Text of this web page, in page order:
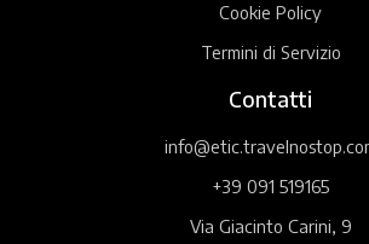
Cookie Policy
Termini di Servizio
Contatti
+39 091 519165
Via Giacinto Carini, 9